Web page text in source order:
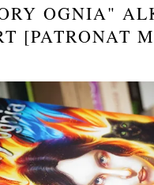
OGNIA"
[PATRONAT